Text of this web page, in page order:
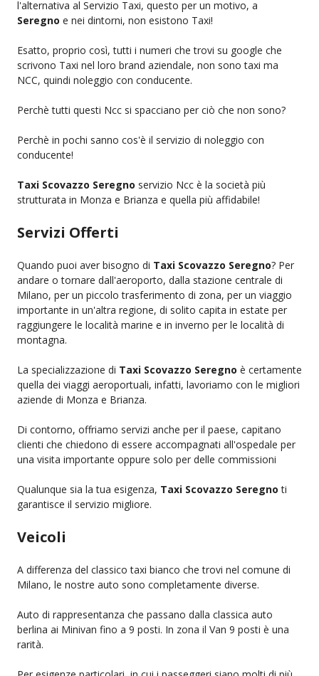
l'alternativa al Servizio Taxi, questo per un motivo, a
Seregno e nei dintorni, non esistono Taxi!
Esatto, proprio così, tutti i numeri che trovi su google che
scrivono Taxi nel loro brand aziendale, non sono taxi ma
NCC, quindi noleggio con conducente.
Perchè tutti questi Ncc si spacciano per ciò che non sono?
Perchè in pochi sanno cos'è il servizio di noleggio con
conducente!
Taxi Scovazzo Seregno servizio Ncc è la società più
strutturata in Monza e Brianza e quella più affidabile!
Servizi Offerti
Quando puoi aver bisogno di Taxi Scovazzo Seregno? Per
andare o tornare dall'aeroporto, dalla stazione centrale di
Milano, per un piccolo trasferimento di zona, per un viaggio
importante in un'altra regione, di solito capita in estate per
raggiungere le località marine e in inverno per le località di
montagna.
La specializzazione di Taxi Scovazzo Seregno è certamente
quella dei viaggi aeroportuali, infatti, lavoriamo con le migliori
aziende di Monza e Brianza.
Di contorno, offriamo servizi anche per il paese, capitano
clienti che chiedono di essere accompagnati all'ospedale per
una visita importante oppure solo per delle commissioni
Qualunque sia la tua esigenza, Taxi Scovazzo Seregno ti
garantisce il servizio migliore.
Veicoli
A differenza del classico taxi bianco che trovi nel comune di
Milano, le nostre auto sono completamente diverse.
Auto di rappresentanza che passano dalla classica auto
berlina ai Minivan fino a 9 posti. In zona il Van 9 posti è una
rarità.